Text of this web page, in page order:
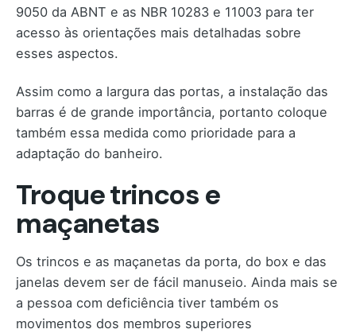
9050 da ABNT e as NBR 10283 e 11003 para ter
acesso às orientações mais detalhadas sobre
esses aspectos.
Assim como a largura das portas, a instalação das
barras é de grande importância, portanto coloque
também essa medida como prioridade para a
adaptação do banheiro.
Troque trincos e
maçanetas
Os trincos e as maçanetas da porta, do box e das
janelas devem ser de fácil manuseio. Ainda mais se
a pessoa com deficiência tiver também os
movimentos dos membros superiores